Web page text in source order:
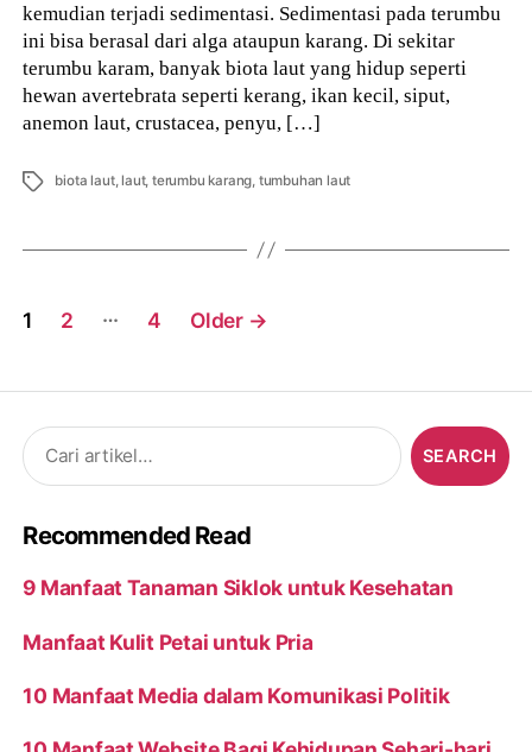
kemudian terjadi sedimentasi. Sedimentasi pada terumbu
ini bisa berasal dari alga ataupun karang. Di sekitar
terumbu karam, banyak biota laut yang hidup seperti
hewan avertebrata seperti kerang, ikan kecil, siput,
anemon laut, crustacea, penyu, […]
Tags biota laut, laut, terumbu karang, tumbuhan laut
Posts
navigation
1 2 … 4 Older →
Search
for:
Recommended Read
9 Manfaat Tanaman Siklok untuk Kesehatan
Manfaat Kulit Petai untuk Pria
10 Manfaat Media dalam Komunikasi Politik